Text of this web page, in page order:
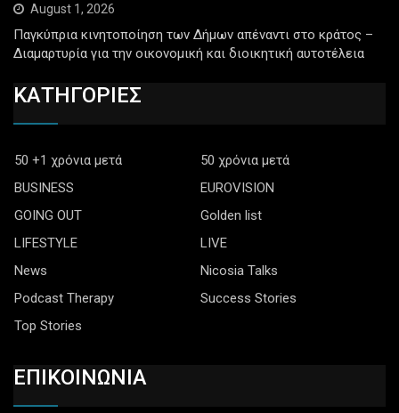
August 1, 2026
Παγκύπρια κινητοποίηση των Δήμων απέναντι στο κράτος –
Διαμαρτυρία για την οικονομική και διοικητική αυτοτέλεια
ΚΑΤΗΓΟΡΙΕΣ
50 +1 χρόνια μετά
50 χρόνια μετά
BUSINESS
EUROVISION
GOING OUT
Golden list
LIFESTYLE
LIVE
News
Nicosia Talks
Podcast Therapy
Success Stories
Top Stories
ΕΠΙΚΟΙΝΩΝΙΑ